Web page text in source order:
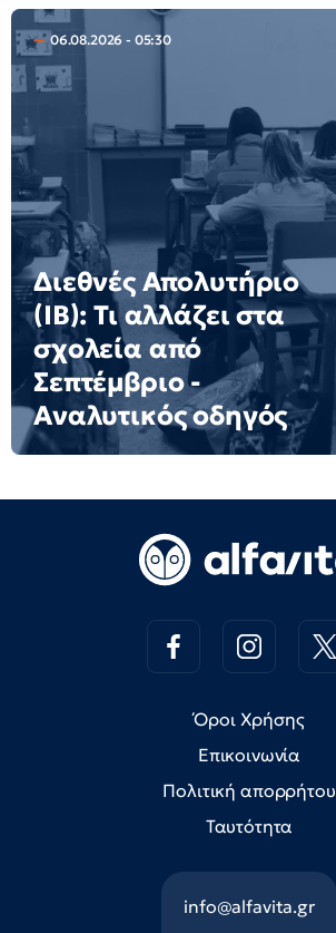
06.08.2026 - 05:30
Διεθνές Απολυτήριο
(IB): Τι αλλάζει στα
σχολεία από
Σεπτέμβριο -
Αναλυτικός οδηγός
Όροι Χρήσης
Επικοινωνία
Πολιτική απορρήτου
Ταυτότητα
info@alfavita.gr